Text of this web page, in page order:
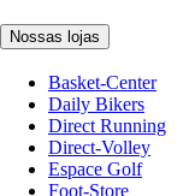
Nossas lojas
Basket-Center
Daily Bikers
Direct Running
Direct-Volley
Espace Golf
Foot-Store